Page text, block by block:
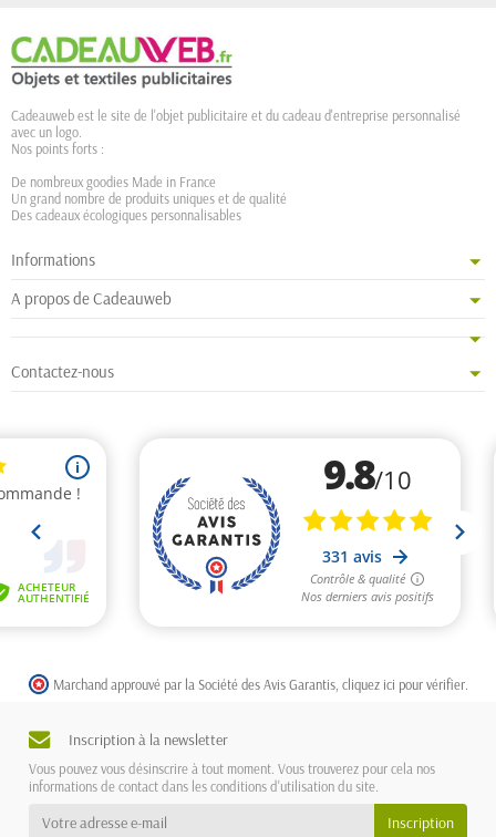
Cadeauweb est le site de l'objet publicitaire et du cadeau d'entreprise personnalisé
avec un logo.
Nos points forts :
De nombreux goodies Made in France
Un grand nombre de produits uniques et de qualité
Des cadeaux écologiques personnalisables
Informations
A propos de Cadeauweb
Contactez-nous
Marchand approuvé par la Société des Avis Garantis, cliquez ici pour vérifier
Inscription à la newsletter
Vous pouvez vous désinscrire à tout moment. Vous trouverez pour cela nos
informations de contact dans les conditions d'utilisation du site.